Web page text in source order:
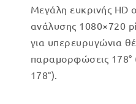
Μεγάλη ευκρινής HD
ανάλυσης 1080×720
για υπερευρυγώνια
παραμορφώσεις
178°).